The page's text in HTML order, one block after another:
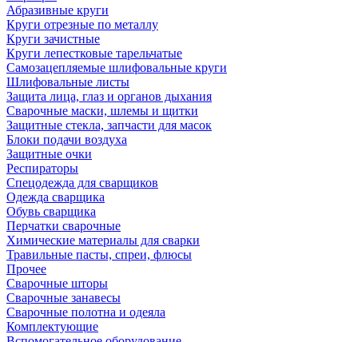
Абразивные круги
Круги отрезные по металлу
Круги зачистные
Круги лепестковые тарельчатые
Самозацепляемые шлифовальные круги
Шлифовальные листы
Защита лица, глаз и органов дыхания
Сварочные маски, шлемы и щитки
Защитные стекла, запчасти для масок
Блоки подачи воздуха
Защитные очки
Респираторы
Спецодежда для сварщиков
Одежда сварщика
Обувь сварщика
Перчатки сварочные
Химические материалы для сварки
Травильные пасты, спреи, флюсы
Прочее
Сварочные шторы
Сварочные занавесы
Сварочные полотна и одеяла
Комплектующие